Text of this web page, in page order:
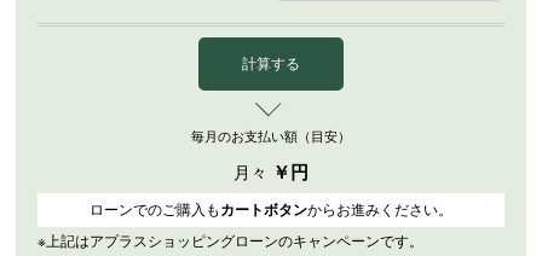
計算する
毎月のお支払い額（目安）
月々 ￥ 円
ローンでのご購入も カートボタンからお進みください。
※上記はアプラスショッピングローンのキャンペーンです。